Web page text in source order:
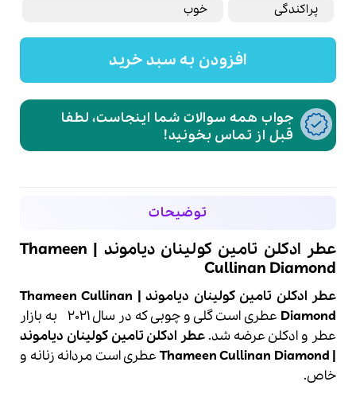
پراکندگی
خوب
افزودن به سبد خرید
جواب همه سوالات شما اینجاست، لطفا
قبل از تماس بخونید!
توضیحات
عطر ادکلن تامین کولینان دیاموند | Thameen
Cullinan Diamond
عطر ادکلن تامین کولینان دیاموند | Thameen Cullinan
Diamond عطری است گلی و چوبی که در سال 2021 به بازار
عطر و ادکلنعرضه شد. عطر ادکلن تامین کولینان دیاموند
| Thameen Cullinan Diamond
عطری است مردانه زنانه و
خاص.